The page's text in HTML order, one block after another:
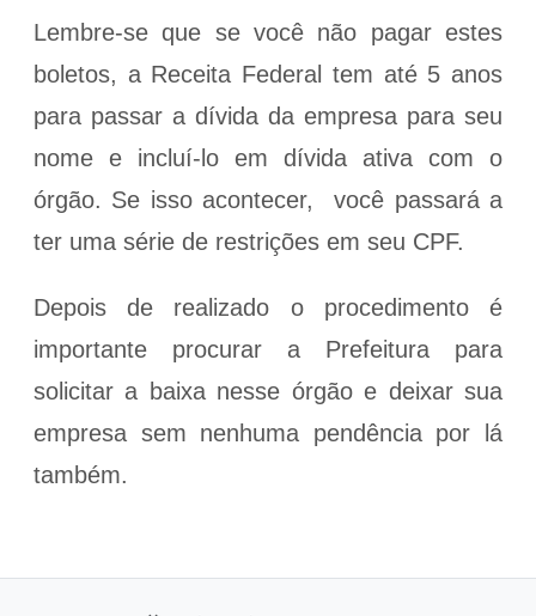
Lembre-se que se você não pagar estes
boletos, a Receita Federal tem até 5 anos
para passar a dívida da empresa para seu
nome e incluí-lo em dívida ativa com o
órgão. Se isso acontecer, você passará a
ter uma série de restrições em seu CPF.
Depois de realizado o procedimento é
importante procurar a Prefeitura para
solicitar a baixa nesse órgão e deixar sua
empresa sem nenhuma pendência por lá
também.